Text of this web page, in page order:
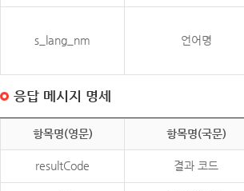
s_lang_nm 언어명
응답 메시지 명세
항목명(영문) 항목명(국문)
resultCode 결과 코드